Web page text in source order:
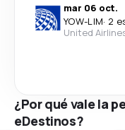
mar 06 oct.
YOW-LIM· 2
United
¿Por qué vale la
eDestinos?